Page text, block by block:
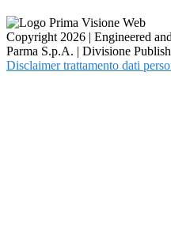
Copyright 2026 | Engineered
Parma S.p.A. | Divisione
Disclaimer trattamento dati